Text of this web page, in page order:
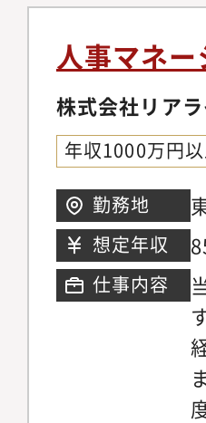
人事マネ
株式会社リア
年収1000万円
勤務地
想定年収
仕事内容